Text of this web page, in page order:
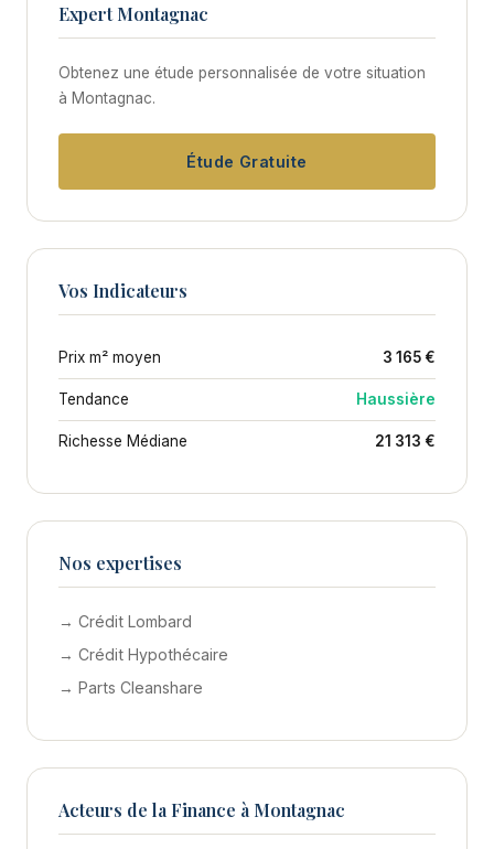
Expert Montagnac
Obtenez une étude personnalisée de votre situation
à Montagnac.
Étude Gratuite
Vos Indicateurs
Prix m² moyen 3 165 €
Tendance Haussière
Richesse Médiane 21 313 €
Nos expertises
→ Crédit Lombard
→ Crédit Hypothécaire
→ Parts Cleanshare
Acteurs de la Finance à Montagnac